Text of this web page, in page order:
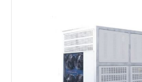
рыбных кормов
Промышленное